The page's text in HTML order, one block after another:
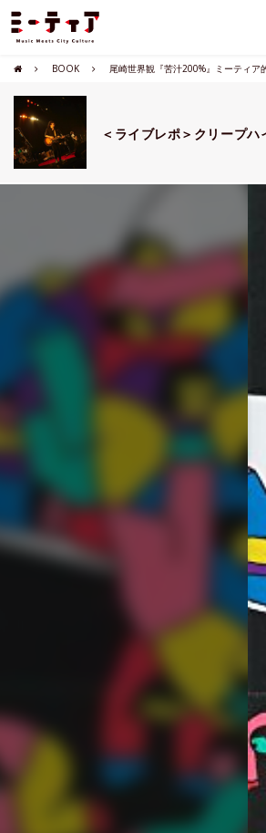
BOOK 尾崎世界観『苦汁200%』ミーティア
＜ライブレポ＞クリープ